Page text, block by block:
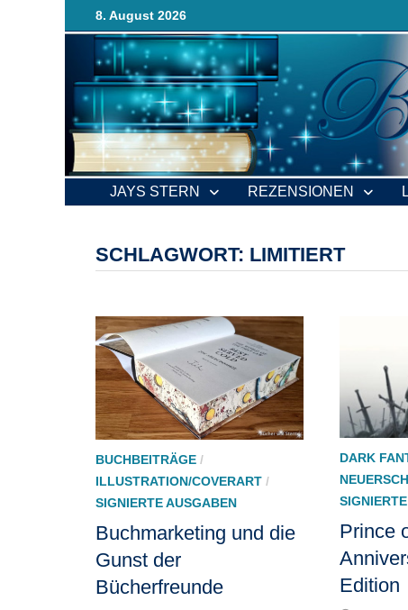
Zurück
zum
8. August 2026
JAYS STERN REZENSIONEN
SCHLAGWORT: LIMITIERT
BUCHBEITRÄGE /
ILLUSTRATION/COVERART /
SIGNIERTE AUSGABEN
Buchmarketing und die
Gunst der
Bücherfreunde
DARK
Prince
Edition